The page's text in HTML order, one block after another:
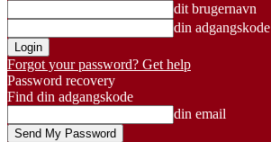
dit brugernavn
din adgangskode
Forgot your password? Get help
Password recovery
Find din adgangskode
din email